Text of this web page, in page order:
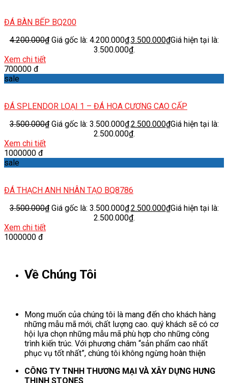
ĐÁ BÀN BẾP BQ200
4.200.000₫ Giá gốc là: 4.200.000₫.3.500.000₫Giá hiện tại là:
3.500.000₫.
Xem chi tiết
700000 đ
sale
ĐÁ SPLENDOR LOẠI 1 – ĐÁ HOA CƯƠNG CAO CẤP
3.500.000₫ Giá gốc là: 3.500.000₫.2.500.000₫Giá hiện tại là:
2.500.000₫.
Xem chi tiết
1000000 đ
sale
ĐÁ THẠCH ANH NHÂN TẠO BQ8786
3.500.000₫ Giá gốc là: 3.500.000₫.2.500.000₫Giá hiện tại là:
2.500.000₫.
Xem chi tiết
1000000 đ
Về Chúng Tôi
Mong muốn của chúng tôi là mang đến cho khách hàng
những mẫu mã mới, chất lượng cao. quý khách sẽ có cơ
hội lựa chọn những mẫu mã phù hợp cho những công
trình kiến trúc. Với phương châm “sản phẩm cao nhất
phục vụ tốt nhất”, chúng tôi không ngừng hoàn thiện
CÔNG TY TNHH THƯƠNG MẠI VÀ XÂY DỰNG HƯNG
THỊNH STONES